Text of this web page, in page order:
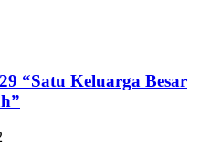
“Satu Keluarga Besar